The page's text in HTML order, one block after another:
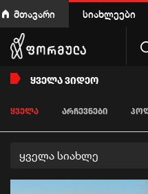
მთავარი სიახლეები
ᲧᲕᲔᲚᲐ ᲕᲘᲓᲔᲝ
ᲧᲕᲔᲚᲐ ᲐᲠᲩᲔᲕᲜᲔᲑᲘ
ყველა სიახლე